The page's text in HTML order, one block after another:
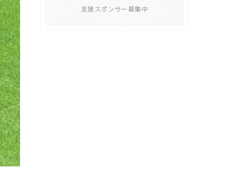
支援スポンサー募集中